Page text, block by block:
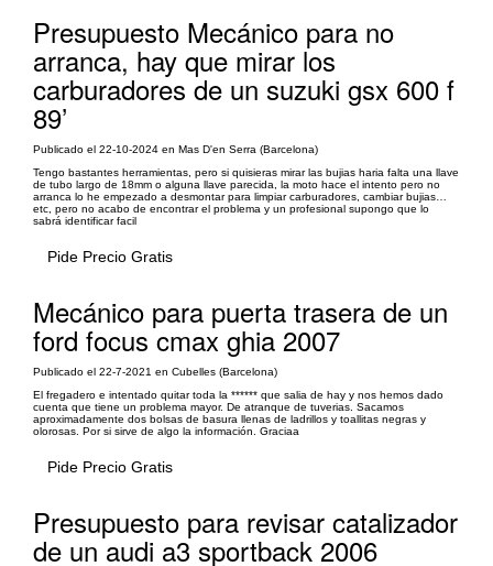
Presupuesto Mecánico para no
arranca, hay que mirar los
carburadores de un suzuki gsx 600 f
89’
Publicado el 22-10-2024 en Mas D'en Serra (Barcelona)
Tengo bastantes herramientas, pero si quisieras mirar las bujias haria falta una llave
de tubo largo de 18mm o alguna llave parecida, la moto hace el intento pero no
arranca lo he empezado a desmontar para limpiar carburadores, cambiar bujias…
etc, pero no acabo de encontrar el problema y un profesional supongo que lo
sabrá identificar facil
Pide Precio Gratis
Mecánico para puerta trasera de un
ford focus cmax ghia 2007
Publicado el 22-7-2021 en Cubelles (Barcelona)
El fregadero e intentado quitar toda la ****** que salia de hay y nos hemos dado
cuenta que tiene un problema mayor. De atranque de tuverias. Sacamos
aproximadamente dos bolsas de basura llenas de ladrillos y toallitas negras y
olorosas. Por si sirve de algo la información. Graciaa
Pide Precio Gratis
Presupuesto para revisar catalizador
de un audi a3 sportback 2006